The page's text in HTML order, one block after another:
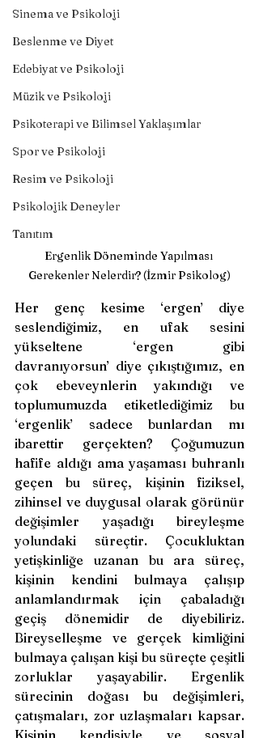
Sinema ve Psikoloji
Beslenme ve Diyet
Edebiyat ve Psikoloji
Müzik ve Psikoloji
Psikoterapi ve Bilimsel Yaklaşımlar
Spor ve Psikoloji
Resim ve Psikoloji
Psikolojik Deneyler
Tanıtım
Ergenlik Döneminde Yapılması
Gerekenler Nelerdir? (İzmir Psikolog)
Her genç kesime ‘ergen’ diye
seslendiğimiz, en ufak sesini
yükseltene ‘ergen gibi
davranıyorsun’ diye çıkıştığımız, en
çok ebeveynlerin yakındığı ve
toplumumuzda etiketlediğimiz bu
‘ergenlik’ sadece bunlardan mı
ibarettir gerçekten? Çoğumuzun
hafife aldığı ama yaşaması buhranlı
geçen bu süreç, kişinin fiziksel,
zihinsel ve duygusal olarak görünür
değişimler yaşadığı bireyleşme
yolundaki süreçtir. Çocukluktan
yetişkinliğe uzanan bu ara süreç,
kişinin kendini bulmaya çalışıp
anlamlandırmak için çabaladığı
geçiş dönemidir de diyebiliriz.
Bireyselleşme ve gerçek kimliğini
bulmaya çalışan kişi bu süreçte çeşitli
zorluklar yaşayabilir. Ergenlik
sürecinin doğası bu değişimleri,
çatışmaları, zor uzlaşmaları kapsar.
Kişinin kendisiyle ve sosyal